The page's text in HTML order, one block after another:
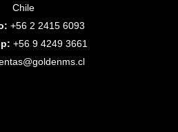
Chile
+56 2 2415 6093
+56 9 4249 3661